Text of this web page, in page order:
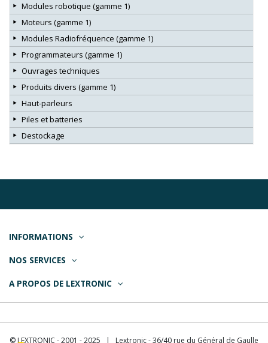
Modules robotique (gamme 1)
Moteurs (gamme 1)
Modules Radiofréquence (gamme 1)
Programmateurs (gamme 1)
Ouvrages techniques
Produits divers (gamme 1)
Haut-parleurs
Piles et batteries
Destockage
INFORMATIONS
NOS SERVICES
A PROPOS DE LEXTRONIC
© LEXTRONIC - 2001 - 2025 | Lextronic - 36/40 rue du Général de Gaulle